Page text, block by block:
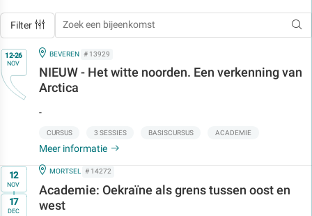
Filter
Op12-26
NOV
IN
BEVEREN # 13929
NIEUW - Het witte noorden. Een verkenning van
Arctica
-
CURSUS 3 SESSIES BASISCURSUS ACADEMIE
Meer informatie
Op12
NOV
t/m17
DEC
IN
MORTSEL # 14272
Academie: Oekraïne als grens tussen oost en
west